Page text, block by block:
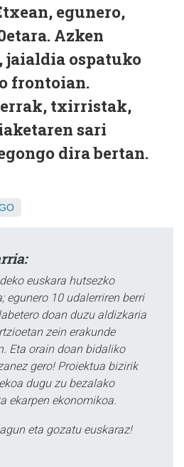
egunero,
Azken
jaialdia ospatuko
frontoian.
txirristak,
sari
dira bertan.
euskara hutsezko
egunero 10 udalerriren berri
doan duzu aldizkaria
zein erakunde
Eta orain doan bidaliko
gero! Proiektua bizirik
dugu zu bezalako
ekarpen ekonomikoa.
eta gozatu euskaraz!